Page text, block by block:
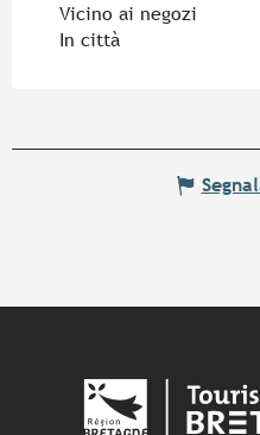
Vicino ai negozi
In città